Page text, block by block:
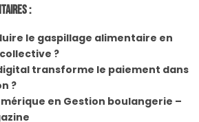
:
le gaspillage alimentaire en
?
transforme le paiement dans
?
en Gestion boulangerie –